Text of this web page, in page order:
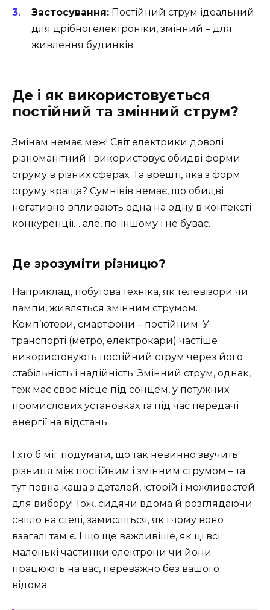
Застосування: Постійний струм ідеальний
для дрібної електроніки, змінний – для
живлення будинків.
Де і як використовується
постійний та змінний струм?
Змінам немає меж! Світ електрики доволі
різноманітний і використовує обидві форми
струму в різних сферах. Та врешті, яка з форм
струму краща? Сумнівів немає, що обидві
негативно впливають одна на одну в контексті
конкуренції… але, по-іншому і не буває.
Де зрозуміти різницю?
Наприклад, побутова техніка, як телевізори чи
лампи, живляться змінним струмом.
Комп’ютери, смартфони – постійним. У
транспорті (метро, електрокари) частіше
використовують постійний струм через його
стабільність і надійність. Змінний струм, однак,
теж має своє місце під сонцем, у потужних
промислових установках та під час передачі
енергії на відстань.
І хто б міг подумати, що так невинно звучить
різниця між постійним і змінним струмом – та
тут повна каша з деталей, історій і можливостей
для вибору! Тож, сидячи вдома й розглядаючи
світло на стелі, замисліться, як і чому воно
взагалі там є. І що ще важливіше, як ці всі
маленькі частинки електрони чи йони
працюють на вас, переважно без вашого
відома.